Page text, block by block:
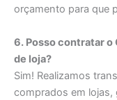
orçamento para que
6. Posso contratar o
de loja?
Sim! Realizamos
comprados em lojas,